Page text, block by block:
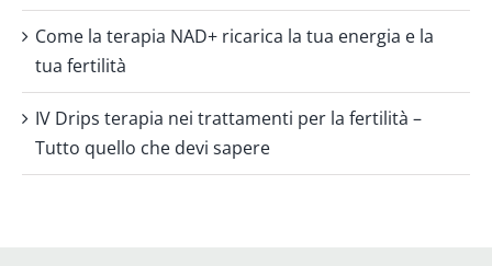
Come la terapia NAD+ ricarica la tua energia e la
tua fertilità
IV Drips terapia nei trattamenti per la fertilità –
Tutto quello che devi sapere